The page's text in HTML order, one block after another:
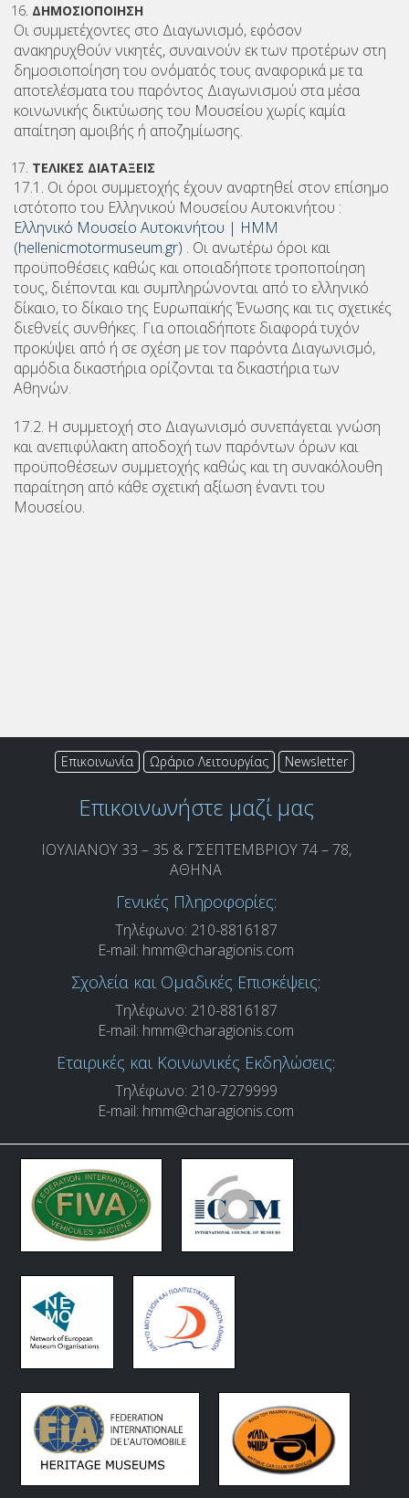
ΔΗΜΟΣΙΟΠΟΙΗΣΗ
Οι συμμετέχοντες στο Διαγωνισμό, εφόσον
ανακηρυχθούν νικητές, συναινούν εκ των προτέρων στη
δημοσιοποίηση του ονόματός τους αναφορικά με τα
αποτελέσματα του παρόντος Διαγωνισμού στα μέσα
κοινωνικής δικτύωσης του Μουσείου χωρίς καμία
απαίτηση αμοιβής ή αποζημίωσης.
ΤΕΛΙΚΕΣ ΔΙΑΤΑΞΕΙΣ
17.1. Οι όροι συμμετοχής έχουν αναρτηθεί στον επίσημο
ιστότοπο του Ελληνικού Μουσείου Αυτοκινήτου :
Ελληνικό Μουσείο Αυτοκινήτου | HMM
(hellenicmotormuseum.gr) . Οι ανωτέρω όροι και
προϋποθέσεις καθώς και οποιαδήποτε τροποποίηση
τους, διέπονται και συμπληρώνονται από το ελληνικό
δίκαιο, το δίκαιο της Ευρωπαϊκής Ένωσης και τις σχετικές
διεθνείς συνθήκες. Για οποιαδήποτε διαφορά τυχόν
προκύψει από ή σε σχέση με τον παρόντα Διαγωνισμό,
αρμόδια δικαστήρια ορίζονται τα δικαστήρια των
Αθηνών.
17.2. Η συμμετοχή στο Διαγωνισμό συνεπάγεται γνώση
και ανεπιφύλακτη αποδοχή των παρόντων όρων και
προϋποθέσεων συμμετοχής καθώς και τη συνακόλουθη
παραίτηση από κάθε σχετική αξίωση έναντι του
Μουσείου.
Επικοινωνία Ωράριο Λειτουργίας Newsletter
Επικοινωνήστε μαζί μας
ΙΟΥΛΙΑΝΟΥ 33 – 35 & Γ’ΣΕΠΤΕΜΒΡΙΟΥ 74 – 78,
ΑΘΗΝΑ
Γενικές Πληροφορίες:
Τηλέφωνο: 210-8816187
E-mail: hmm@charagionis.com
Σχολεία και Ομαδικές Επισκέψεις:
Τηλέφωνο: 210-8816187
E-mail: hmm@charagionis.com
Εταιρικές και Κοινωνικές Εκδηλώσεις:
Τηλέφωνο: 210-7279999
E-mail: hmm@charagionis.com